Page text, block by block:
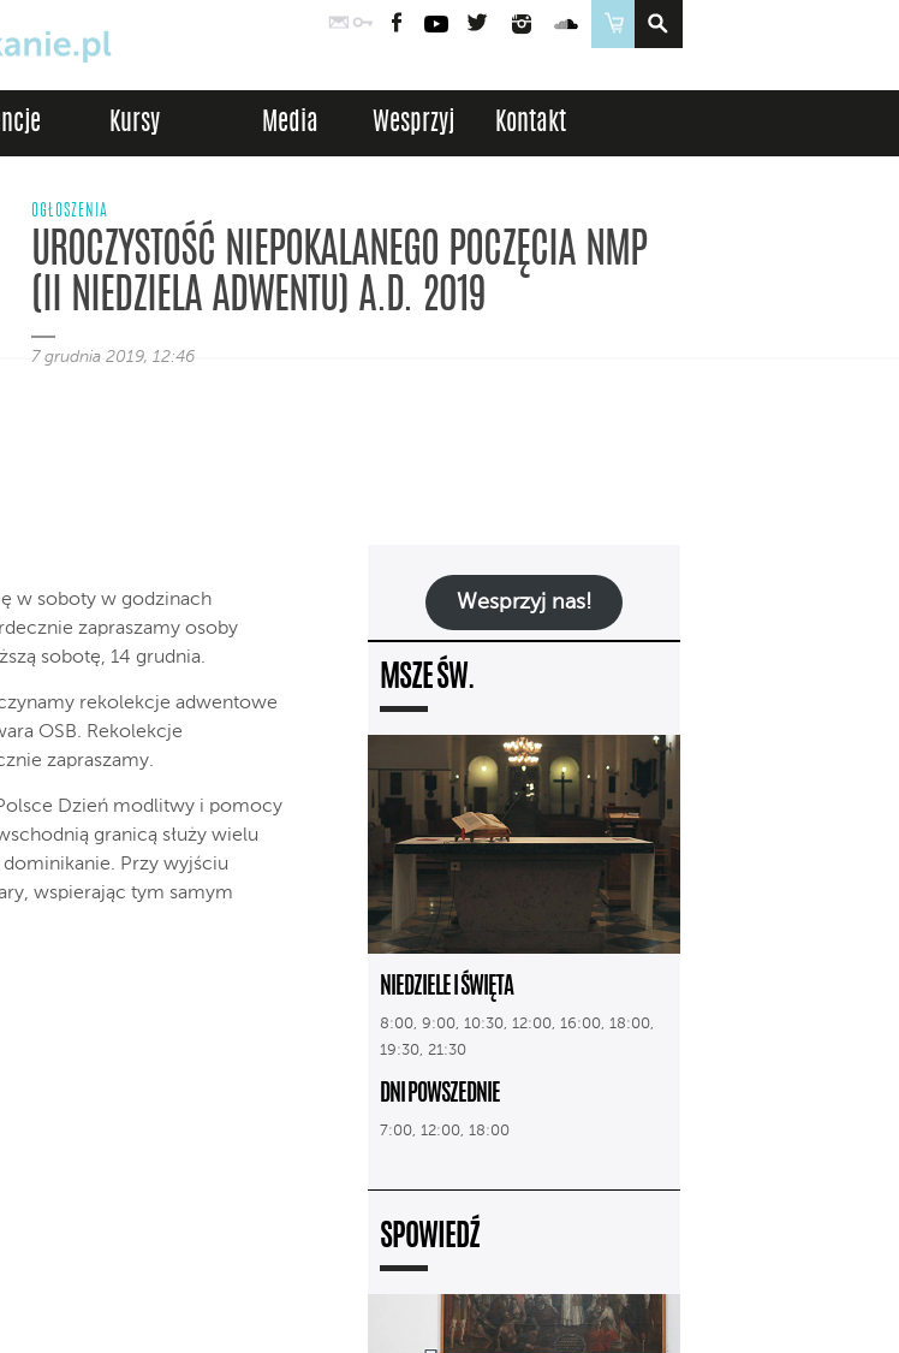
PocztaLogowanie
FacebookYouTubeTwitter InstagramSoundCloud
Sklep
Kursy Media Wesprzyj Kontakt
OGŁOSZENIA
UROCZYSTOŚĆ NIEPOKALANEGO POCZĘCIA NMP
(II NIEDZIELA ADWENTU) A.D. 2019
7 grudnia 2019, 12:46
w soboty w godzinach
zapraszamy osoby
sobotę, 14 grudnia.
rekolekcje adwentowe
OSB. Rekolekcje
zapraszamy.
Dzień modlitwy i pomocy
granicą służy wielu
dominikanie. Przy wyjściu
wspierając tym samym
Wesprzyj nas!
MSZE ŚW.
NIEDZIELE I ŚWIĘTA
8:00, 9:00, 10:30, 12:00, 16:00, 18:00,
19:30, 21:30
DNI POWSZEDNIE
7:00, 12:00, 18:00
SPOWIEDŹ